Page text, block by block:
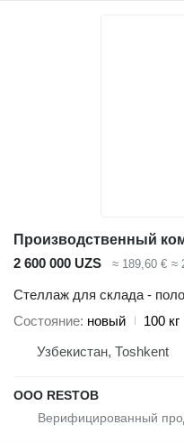
Производственный
2 600 000 UZS
≈ 189,60 € ≈
Стеллаж для склада -
Состояние новый
100 кг
Узбекистан, Тоshkent
OOO RESTOB